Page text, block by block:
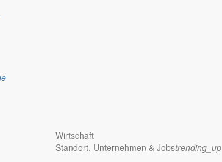
Wirtschaft
Standort, Unternehmen & Jobstrending_up